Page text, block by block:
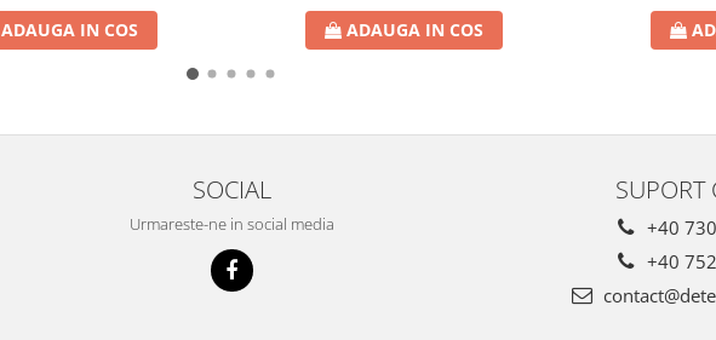
ADAUGA IN COS ADAUGA IN COS
SOCIAL
Urmareste-ne in social media
SUPORT
+40
+40